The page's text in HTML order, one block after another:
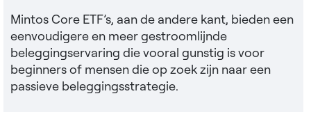
Mintos Core ETF’s, aan de andere kant, bieden een
eenvoudigere en meer gestroomlijnde
beleggingservaring die vooral gunstig is voor
beginners of mensen die op zoek zijn naar een
passieve beleggingsstrategie.